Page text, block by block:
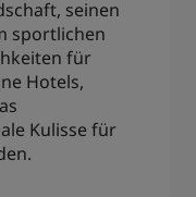
Tulip
seinen
sportlichen
für
Hotels,
Kulisse für